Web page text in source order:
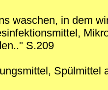
waschen, in dem
S.209
Spülmittel